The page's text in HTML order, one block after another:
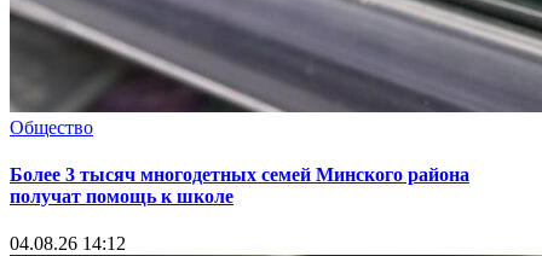
Общество
Более 3 тысяч многодетных семей Минского района
получат помощь к школе
04.08.26 14:12